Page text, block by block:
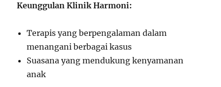
Keunggulan Klinik Harmoni:
Terapis yang berpengalaman dalam
menangani berbagai kasus
Suasana yang mendukung kenyamanan
anak